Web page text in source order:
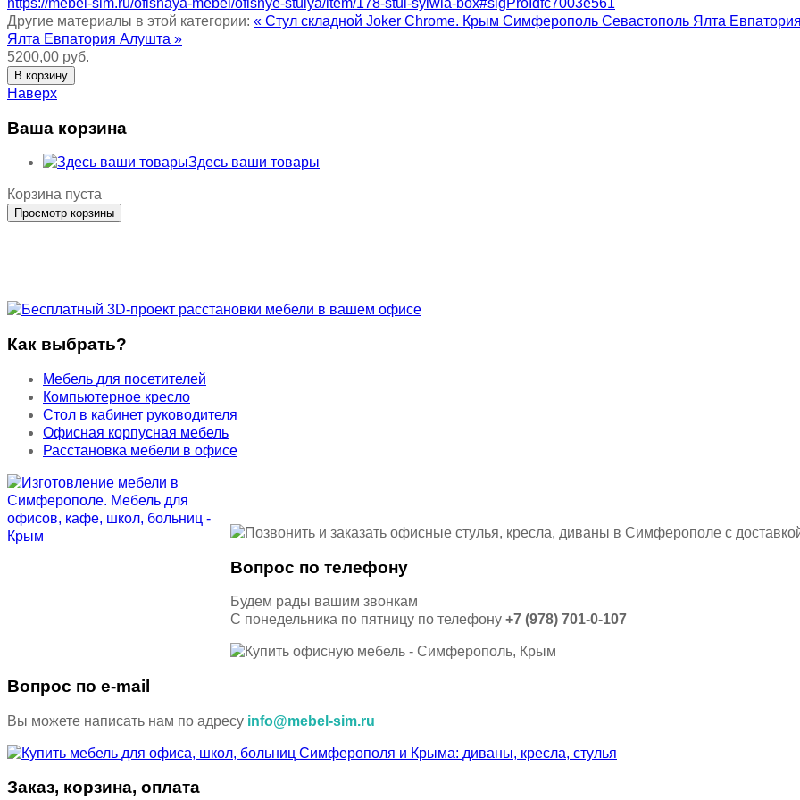
https://mebel-sim.ru/ofisnaya-mebel/ofisnye-stulya/item/178-stul-sylwia-box#sigProIdfc7003e561
Другие материалы в этой категории: « Стул складной Joker Chrome. Крым Симферополь Севастополь Ялта Евпатория
Ялта Евпатория Алушта »
5200,00 руб.
Наверх
Ваша корзина
Здесь ваши товары
Корзина пуста
Как выбрать?
Мебель для посетителей
Компьютерное кресло
Стол в кабинет руководителя
Офисная корпусная мебель
Расстановка мебели в офисе
Вопрос по телефону
Будем рады вашим звонкам
С понедельника по пятницу по телефону +7 (978) 701-0-107
Вопрос по e-mail
Вы можете написать нам по адресу info@mebel-sim.ru
Заказ, корзина, оплата